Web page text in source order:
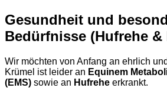
Gesundheit und
Bedürfnisse (Hufrehe &
Wir möchten von Anfang an ehrlich
Krümel ist leider an Equinem
(EMS) sowie an Hufrehe erkrankt.